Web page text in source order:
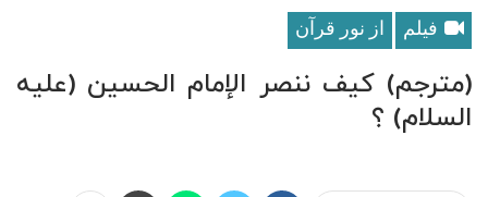
فیلم از نور قرآن
(مترجم) کیف ننصر الإمام الحسین (علیه
السلام) ؟